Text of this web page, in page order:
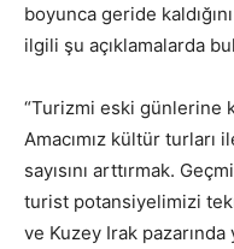
boyunca geride
ilgili şu açıklamalarda
“Turizmi eski günlerine
Amacımız kültür
sayısını arttırmak.
turist potansiyelimizi
ve Kuzey Irak